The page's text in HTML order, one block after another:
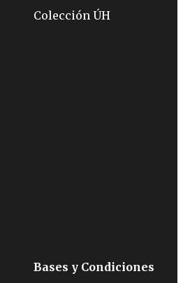
Colección ÚH
Bases y Condiciones